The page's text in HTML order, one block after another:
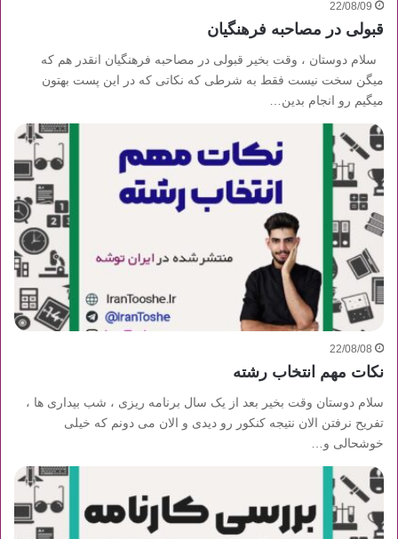
22/08/09
قبولی در مصاحبه فرهنگیان
سلام دوستان ، وقت بخیر قبولی در مصاحبه فرهنگیان انقدر هم که
میگن سخت نیست فقط به شرطی که نکاتی که در این پست بهتون
میگیم رو انجام بدین…
22/08/08
نکات مهم انتخاب رشته
سلام دوستان وقت بخیر بعد از یک سال برنامه ریزی ، شب بیداری ها ،
تفریح نرفتن الان نتیجه کنکور رو دیدی و الان می دونم که خیلی
خوشحالی و…